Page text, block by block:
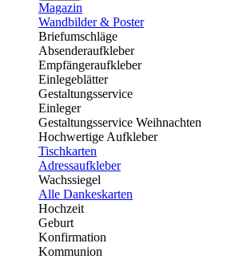
Magazin
Wandbilder & Poster
Briefumschläge
Absenderaufkleber
Empfängeraufkleber
Einlegeblätter
Gestaltungsservice
Einleger
Gestaltungsservice Weihnachten
Hochwertige Aufkleber
Tischkarten
Adressaufkleber
Wachssiegel
Alle Dankeskarten
Hochzeit
Geburt
Konfirmation
Kommunion